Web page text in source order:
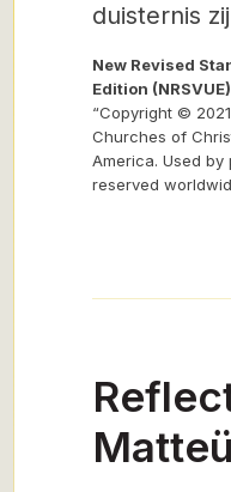
duisternis
New Revised
Edition (NRSVUE)
“Copyright ©
Churches of
America. Used by
reserved